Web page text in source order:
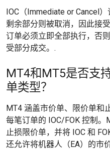
IOC（Immediate or Cancel
剩余部分则被取消，因此接
订单必须立即全部执行，否
受部分成交。.
MT4和MT5是否支
单类型？
MT4 涵盖市价单、限价单和
每笔订单的 IOC/FOK 控制。
止损限价单，并将 IOC 和
还允许将机器人（EA）的市